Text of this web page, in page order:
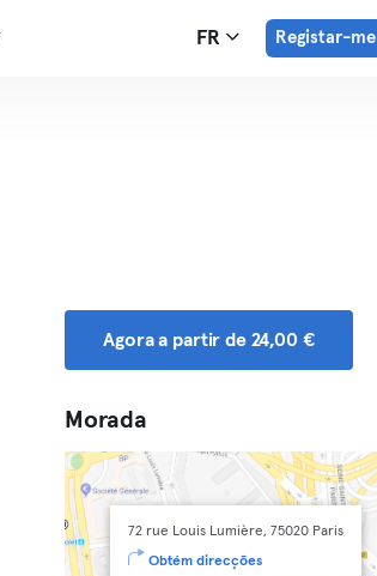
FR Registar-me
Agora a partir de 24,00 €
Morada
72 rue Louis Lumière, 75020 Paris
Obtém direcções